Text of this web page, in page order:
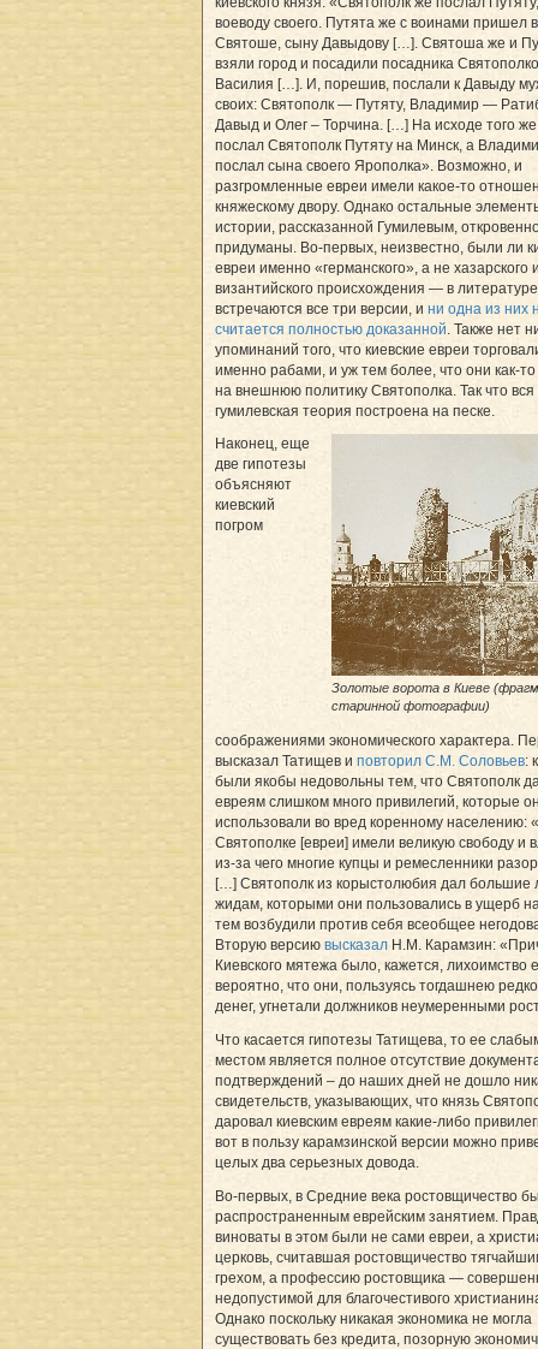
воеводу своего. Путята же с воинами пришел в
Святоше, сыну Давыдову […]. Святоша же и
взяли город и посадили посадника
Василия […]. И, порешив, послали к Давыду
своих: Святополк — Путяту, Владимир —
Давыд и Олег – Торчина. […] На исходе того же
послал Святополк Путяту на Минск, а
послал сына своего Ярополка». Возможно, и
разгромленные евреи имели какое-то
княжескому двору. Однако остальные
истории, рассказанной Гумилевым,
придуманы. Во-первых, неизвестно, были ли
евреи именно «германского», а не хазарского
византийского происхождения — в литературе
встречаются все три версии, и ни одна из них
считается полностью доказанной. Также нет
упоминаний того, что киевские евреи
именно рабами, и уж тем более, что они как-
на внешнюю политику Святополка. Так что вся
гумилевская теория построена на песке.
Золотые ворота в Киеве
старинной фотографии)
Наконец, еще
две гипотезы
объясняют
киевский
погром
соображениями экономического характера.
высказал Татищев и повторил С.М. Соловьев:
были якобы недовольны тем, что Святополк
евреям слишком много привилегий, которые
использовали во вред коренному населению:
Святополке [евреи] имели великую свободу и
из-за чего многие купцы и ремесленники
[…] Святополк из корыстолюбия дал большие
жидам, которыми они пользовались в ущерб
тем возбудили против себя всеобщее
Вторую версию высказал Н.М. Карамзин:
Киевского мятежа было, кажется, лихоимство
вероятно, что они, пользуясь тогдашнею
денег, угнетали должников неумеренными
Что касается гипотезы Татищева, то ее
местом является полное отсутствие
подтверждений – до наших дней не дошло
свидетельств, указывающих, что князь
даровал киевским евреям какие-либо
вот в пользу карамзинской версии можно
целых два серьезных довода.
Во-первых, в Средние века ростовщичество
распространенным еврейским занятием.
виноваты в этом были не сами евреи, а
церковь, считавшая ростовщичество
грехом, а профессию ростовщика —
недопустимой для благочестивого
Однако поскольку никакая экономика не могла
существовать без кредита, позорную